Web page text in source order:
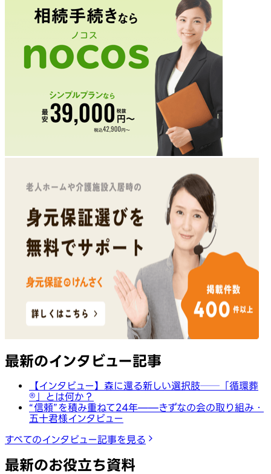
最新のインタビュー記事
【インタビュー】森に還る新しい選択肢──「循環葬
®︎」とは何か？
“信頼”を積み重ねて24年——きずなの会の取り組み・
五十君様インタビュー
すべてのインタビュー記事を見る
最新のお役立ち資料